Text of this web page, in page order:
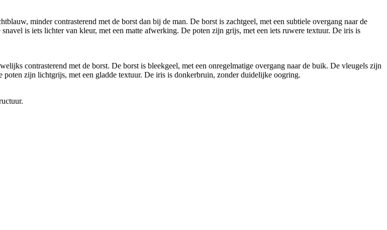
minder contrasterend met de borst dan bij de man. De borst is zachtgeel, met een subtiele overgang naar de
is iets lichter van kleur, met een matte afwerking. De poten zijn grijs, met een iets ruwere textuur. De iris is
contrasterend met de borst. De borst is bleekgeel, met een onregelmatige overgang naar de buik. De vleugels zijn
zijn lichtgrijs, met een gladde textuur. De iris is donkerbruin, zonder duidelijke oogring.